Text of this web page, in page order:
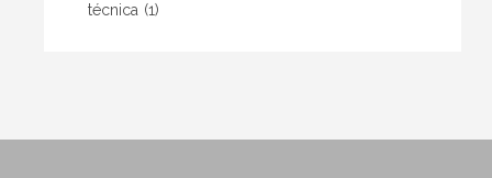
técnica (1)